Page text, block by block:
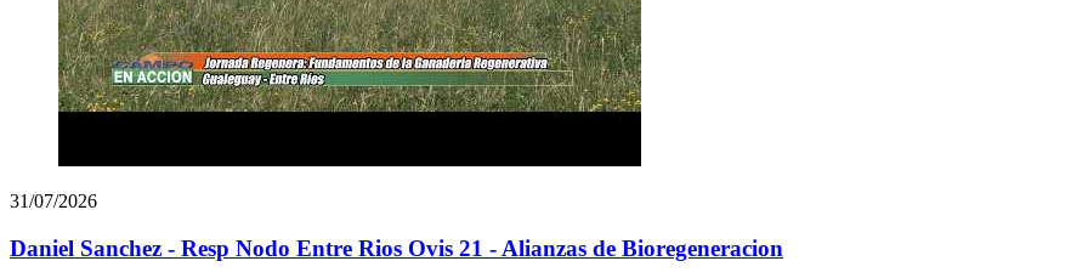
31/07/2026
Daniel Sanchez - Resp Nodo Entre Rios Ovis 21 - Alianzas de Bioregeneracion